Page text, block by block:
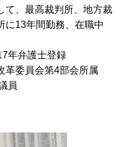
て、最高裁判所、地方裁
に13年間勤務、在職中
年弁護士登録
革委員会第4部会所属
員